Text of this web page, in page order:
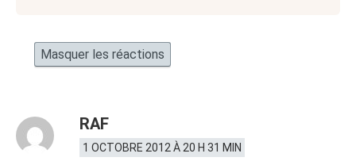
Masquer les réactions
RAF
1 OCTOBRE 2012 À 20 H 31 MIN